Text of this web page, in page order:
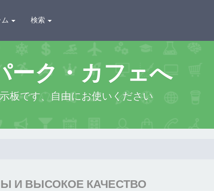
検索
ーク・カフェへ
板です、自由にお使いください
И ВЫСОКОЕ КАЧЕСТВО